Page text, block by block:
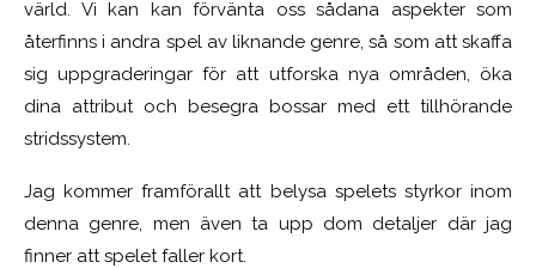
värld. Vi kan kan förvänta oss sådana aspekter som
återfinns i andra spel av liknande genre, så som att skaffa
sig uppgraderingar för att utforska nya områden, öka
dina attribut och besegra bossar med ett tillhörande
stridssystem.
Jag kommer framförallt att belysa spelets styrkor inom
denna genre, men även ta upp dom detaljer där jag
finner att spelet faller kort.